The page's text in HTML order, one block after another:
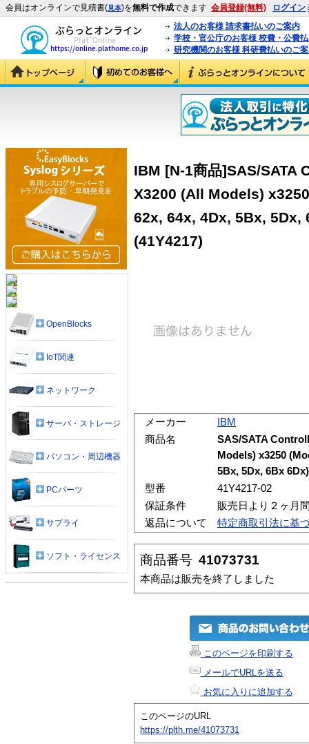
会員はオンラインで見積書(見本)を無料で作成できます 会員登録(無料) ログイン
法人のお客様 請求書払いのご案内
学校・官公庁のお客様 校費・公費
研究機関のお客様 科研費払いのご
IBM [N-1商品]SAS/
X3200 (All Models)
62x, 64x, 4Dx, 5Bx, 5Dx,
(41Y4217)
メーカー
IBM
商品名
SAS/SATA
Models) x3250
5Bx, 5Dx, 6Bx
型番
41Y4217-02
保証条件
販売日より２ヶ月
返品について
特定商取引法に基
商品番号 41073731
本商品は販売を終了しました
このページを印刷する
メールでURLを送る
お気に入りに追加する
このページのURL
https://plth.me/41073731
OpenBlocks
IoT関連
ネットワーク
サーバ・ストレージ
パソコン・周辺機器
PCパーツ
サプライ
ソフト・ライセンス